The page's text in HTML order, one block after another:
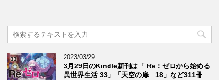
2023/03/29
3月29日のKindle新刊は「 Re：ゼロから始める
異世界生活 33」「天空の扉 18」など311冊